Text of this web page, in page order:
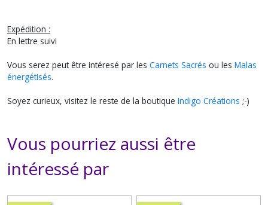
Expédition :
En lettre suivi
Vous serez peut être intéresé par les Carnets Sacrés ou les Malas
énergétisés.
Soyez curieux, visitez le reste de la boutique Indigo Créations ;-)
Vous pourriez aussi être
intéressé par